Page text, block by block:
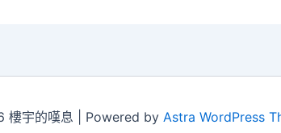
宇的嘆息 | Powered by Astra WordPress